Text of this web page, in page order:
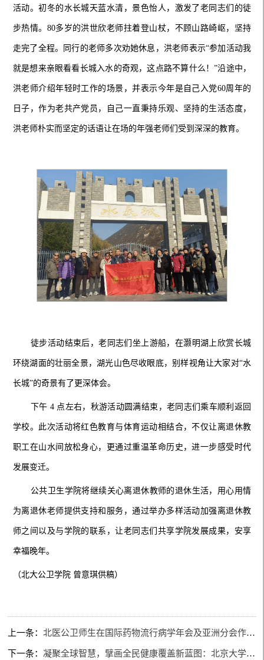
活动。初冬的水长城天蓝水清，景色怡人，激发了老同志们的徒
步热情。80多岁的洪世欣老师拄着登山杖，不顾山路崎岖，坚持
走完了全程。同行的老师多次劝她休息，洪老师表示“参加活动我
就是想来亲眼看看长城入水的奇观，这点路不算什么！”沿途中，
洪老师介绍年轻时工作的场景，并表示今年是自己入党60周年的
日子，作为老共产党员，自己一直秉持乐观、坚持的生活态度，
洪老师朴实而坚定的话语让在场的年强老师们受到深深的教育。
徒步活动结束后，老同志们坐上游船，在灏明湖上欣赏长城
环绕湖面的壮丽全景，湖光山色尽收眼底，别样视角让大家对“水
长城”的奇景有了更深体会。
下午 4 点左右，秋游活动圆满结束，老同志们乘车顺利返回
学校。此次活动将红色教育与体育运动相结合，不仅让离退休教
职工在山水间放松身心，更通过重温革命历史，进一步感受时代
发展变迁。
公共卫生学院将继续关心离退休教师的退休生活，用心用情
为离退休老师提供支持和服务，通过举办多样活动加强离退休教
师之间以及与学院的联系，让老同志们共享学院发展成果，安享
幸福晚年。
（北大公卫学院 曾意琪供稿）
上一条：北医公卫师生在国际药物流行病学年会及亚洲分会作报告并斩获两项国际大奖
下一条：凝聚全球智慧，擘画全民健康覆盖新蓝图：北京大学卫生发展论坛2025举办系列主题论坛